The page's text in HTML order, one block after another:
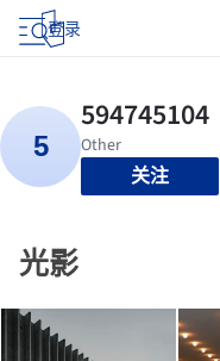
登录
关注
光影